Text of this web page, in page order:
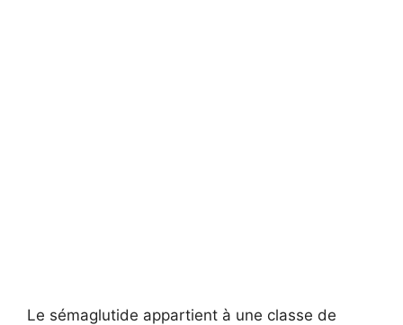
Le sémaglutide appartient à une classe de